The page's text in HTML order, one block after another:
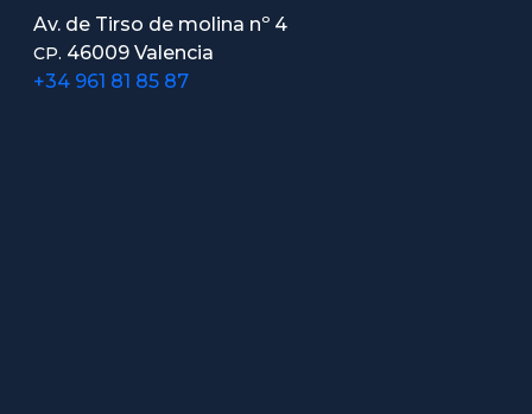
Av. de Tirso de molina nº 4
CP. 46009 Valencia
+34 961 81 85 87